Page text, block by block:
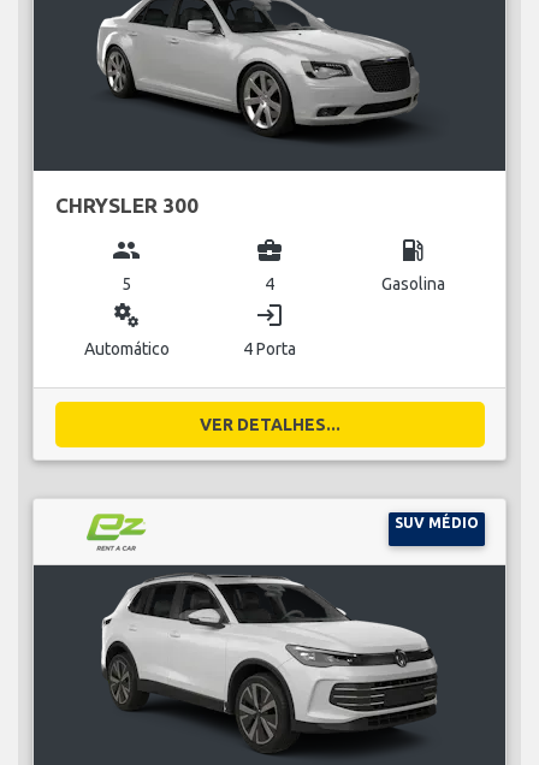
CHRYSLER 300
group
5
business_center
4
local_gas_station
Gasolina
miscellaneous_services
Automático
login
4 Porta
VER DETALHES...
SUV MÉDIO